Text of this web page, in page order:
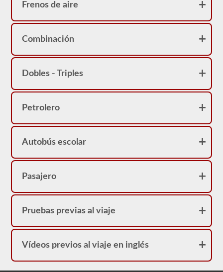
Frenos de aire
Combinación
Dobles - Triples
Petrolero
Autobús escolar
Pasajero
Pruebas previas al viaje
Vídeos previos al viaje en inglés